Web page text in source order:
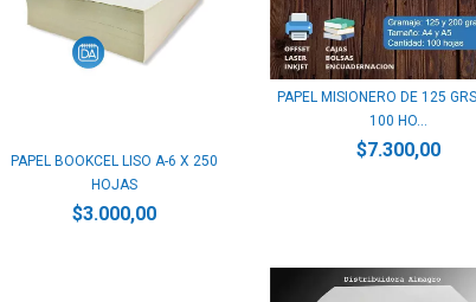
PAPEL BOOKCEL LISO A-6 X 250
HOJAS
$3.000,00
PAPEL MISIONERO DE 125
100 HO...
$7.300,00